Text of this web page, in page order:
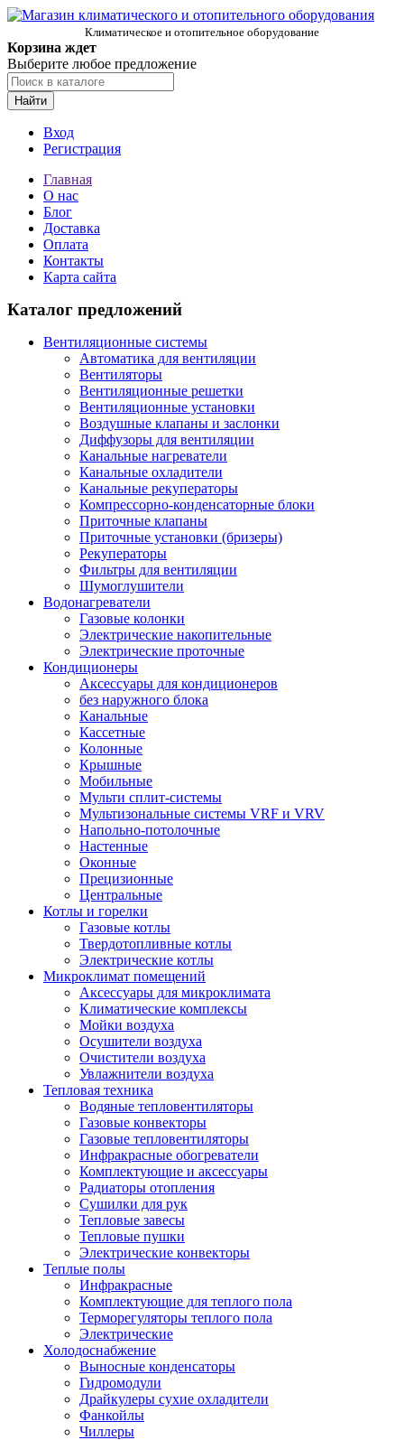
Климатическое и отопительное оборудование
Корзина ждет
Выберите любое предложение
Найти
Вход
Регистрация
Главная
О нас
Блог
Доставка
Оплата
Контакты
Карта сайта
Каталог предложений
Вентиляционные системы
Автоматика для вентиляции
Вентиляторы
Вентиляционные решетки
Вентиляционные установки
Воздушные клапаны и заслонки
Диффузоры для вентиляции
Канальные нагреватели
Канальные охладители
Канальные рекуператоры
Компрессорно-конденсаторные блоки
Приточные клапаны
Приточные установки (бризеры)
Рекуператоры
Фильтры для вентиляции
Шумоглушители
Водонагреватели
Газовые колонки
Электрические накопительные
Электрические проточные
Кондиционеры
Аксессуары для кондиционеров
без наружного блока
Канальные
Кассетные
Колонные
Крышные
Мобильные
Мульти сплит-системы
Мультизональные системы VRF и VRV
Напольно-потолочные
Настенные
Оконные
Прецизионные
Центральные
Котлы и горелки
Газовые котлы
Твердотопливные котлы
Электрические котлы
Микроклимат помещений
Аксессуары для микроклимата
Климатические комплексы
Мойки воздуха
Осушители воздуха
Очистители воздуха
Увлажнители воздуха
Тепловая техника
Водяные тепловентиляторы
Газовые конвекторы
Газовые тепловентиляторы
Инфракрасные обогреватели
Комплектующие и аксессуары
Радиаторы отопления
Сушилки для рук
Тепловые завесы
Тепловые пушки
Электрические конвекторы
Теплые полы
Инфракрасные
Комплектующие для теплого пола
Терморегуляторы теплого пола
Электрические
Холодоснабжение
Выносные конденсаторы
Гидромодули
Драйкулеры сухие охладители
Фанкойлы
Чиллеры